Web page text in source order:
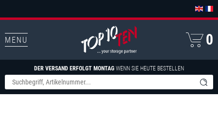
MENU
DER VERSAND ERFOLGT MONTAG WENN SIE HEUTE BESTELLEN
0